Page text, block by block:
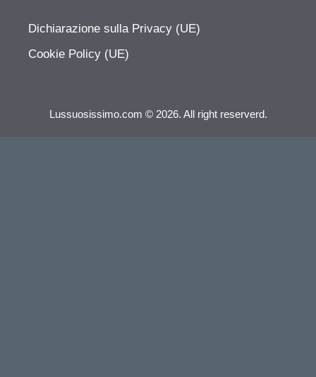
Dichiarazione sulla Privacy (UE)
Cookie Policy (UE)
Lussuosissimo.com © 2026. All right reserverd.